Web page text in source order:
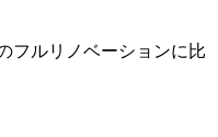
フルリノベーションに比